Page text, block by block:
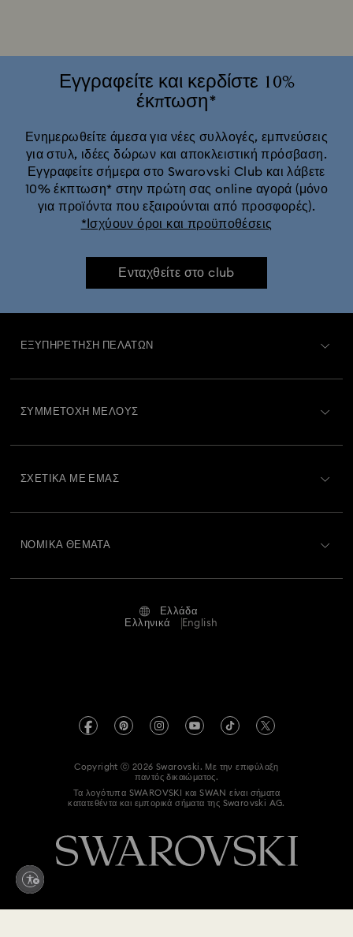
Πράσινα γυαλιά ηλίου με κρύσταλλα
Ροζ γυαλιά ηλίου με κρύσταλλα
Χρυσά γυαλιά ηλίου με κρύσταλλα
Εγγραφείτε και κερδίστε 10%
έκπτωση*
Ενημερωθείτε άμεσα για νέες συλλογές, εμπνεύσεις
για στυλ, ιδέες δώρων και αποκλειστική πρόσβαση.
Εγγραφείτε σήμερα στο Swarovski Club και λάβετε
10% έκπτωση* στην πρώτη σας online αγορά (μόνο
για προϊόντα που εξαιρούνται από προσφορές).
*Ισχύουν όροι και προϋποθέσεις
Ενταχθείτε στο club
ΕΞΥΠΗΡΈΤΗΣΗ ΠΕΛΑΤΏΝ
Επιστροφές και Αλλαγές
Κατάσταση επισκευής
ΣΥΜΜΕΤΟΧΉ ΜΈΛΟΥΣ
ΣΧΕΤΙΚΆ ΜΕ ΕΜΆΣ
Code of Conduct & Policies
ΝΟΜΙΚΆ ΘΈΜΑΤΑ
Όροι και προϋποθέσεις
Πληροφορίες για τον κανονισμό REACH
Accessibility statement
Πατήστε εδώ για υπαναχώρηση
Ελλάδα
Ελληνικά
English
Copyright ⓒ 2026 Swarovski. Με την επιφύλαξη
παντός δικαιώματος.
Τα λογότυπα SWAROVSKI και SWAN είναι σήματα
κατατεθέντα και εμπορικά σήματα της Swarovski AG.